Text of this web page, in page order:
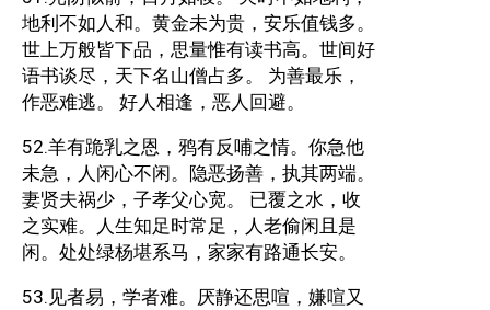
地利不如人和。黄金未为贵，安乐值钱多。
世上万般皆下品，思量惟有读书高。世间好
语书谈尽，天下名山僧占多。 为善最乐，
作恶难逃。 好人相逢，恶人回避。
52.羊有跪乳之恩，鸦有反哺之情。你急他
未急，人闲心不闲。隐恶扬善，执其两端。
妻贤夫祸少，子孝父心宽。 已覆之水，收
之实难。人生知足时常足，人老偷闲且是
闲。处处绿杨堪系马，家家有路通长安。
53.见者易，学者难。厌静还思喧，嫌喧又